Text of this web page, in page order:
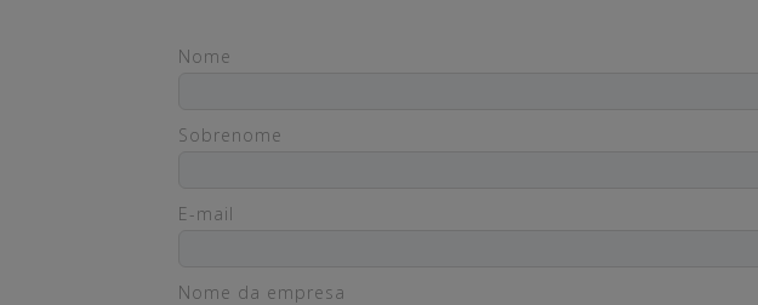
Nome
Sobrenome
E-mail
Nome da empresa